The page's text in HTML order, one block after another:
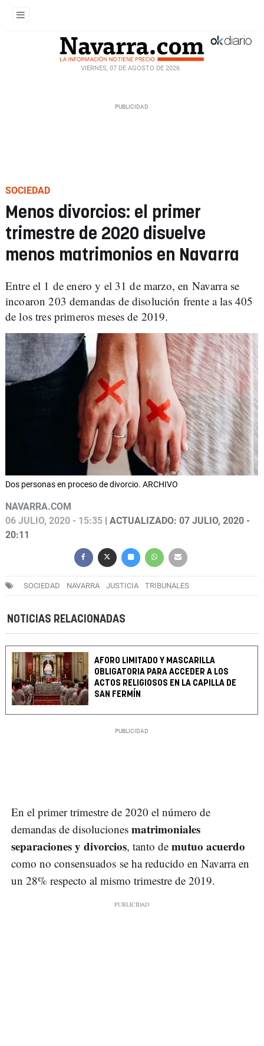
VIERNES, 07 DE AGOSTO DE 2026
SOCIEDAD
Menos divorcios: el primer
trimestre de 2020 disuelve
menos matrimonios en Navarra
Entre el 1 de enero y el 31 de marzo, en Navarra se
incoaron 203 demandas de disolución frente a las 405
de los tres primeros meses de 2019.
Dos personas en proceso de divorcio. ARCHIVO
NAVARRA.COM
06 JULIO, 2020 - 15:35 | ACTUALIZADO: 07 JULIO, 2020 -
20:11
SOCIEDAD NAVARRA JUSTICIA TRIBUNALES
NOTICIAS RELACIONADAS
AFORO LIMITADO Y MASCARILLA
OBLIGATORIA PARA ACCEDER A LOS
ACTOS RELIGIOSOS EN LA CAPILLA DE
SAN FERMÍN
En el primer trimestre de 2020 el número de
demandas de disoluciones matrimoniales
separaciones y divorcios, tanto de mutuo acuerdo
como no consensuados se ha reducido en Navarra en
un 28% respecto al mismo trimestre de 2019.